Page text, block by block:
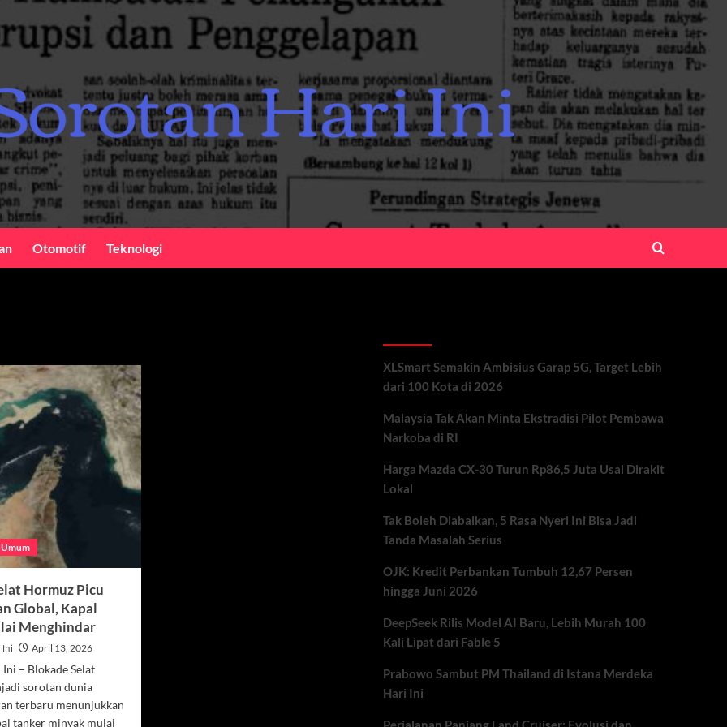
Otomotif Teknologi
Umum
Hormuz Picu
Global, Kapal
Menghindar
Ini April 13, 2026
– Blokade Selat
sorotan dunia
terbaru menunjukkan
tanker minyak mulai
XLSmart Semakin Ambisius Garap 5G, Target Lebih
dari 100 Kota di 2026
Malaysia Tak Akan Minta Ekstradisi Pilot Pembawa
Narkoba di RI
Harga Mazda CX-30 Turun Rp86,5 Juta Usai Dirakit
Lokal
Tak Boleh Diabaikan, 5 Rasa Nyeri Ini Bisa Jadi
Tanda Masalah Serius
OJK: Kredit Perbankan Tumbuh 12,67 Persen
hingga Juni 2026
DeepSeek Rilis Model AI Baru, Lebih Murah 100
Kali Lipat dari Fable 5
Prabowo Sambut PM Thailand di Istana Merdeka
Hari Ini